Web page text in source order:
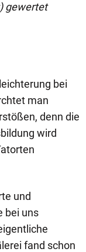
gewertet
bei
man
denn die
wird
und
bei uns
fand schon